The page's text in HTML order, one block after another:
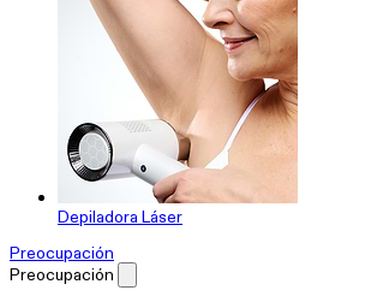
Depiladora Láser
Preocupación
Preocupación